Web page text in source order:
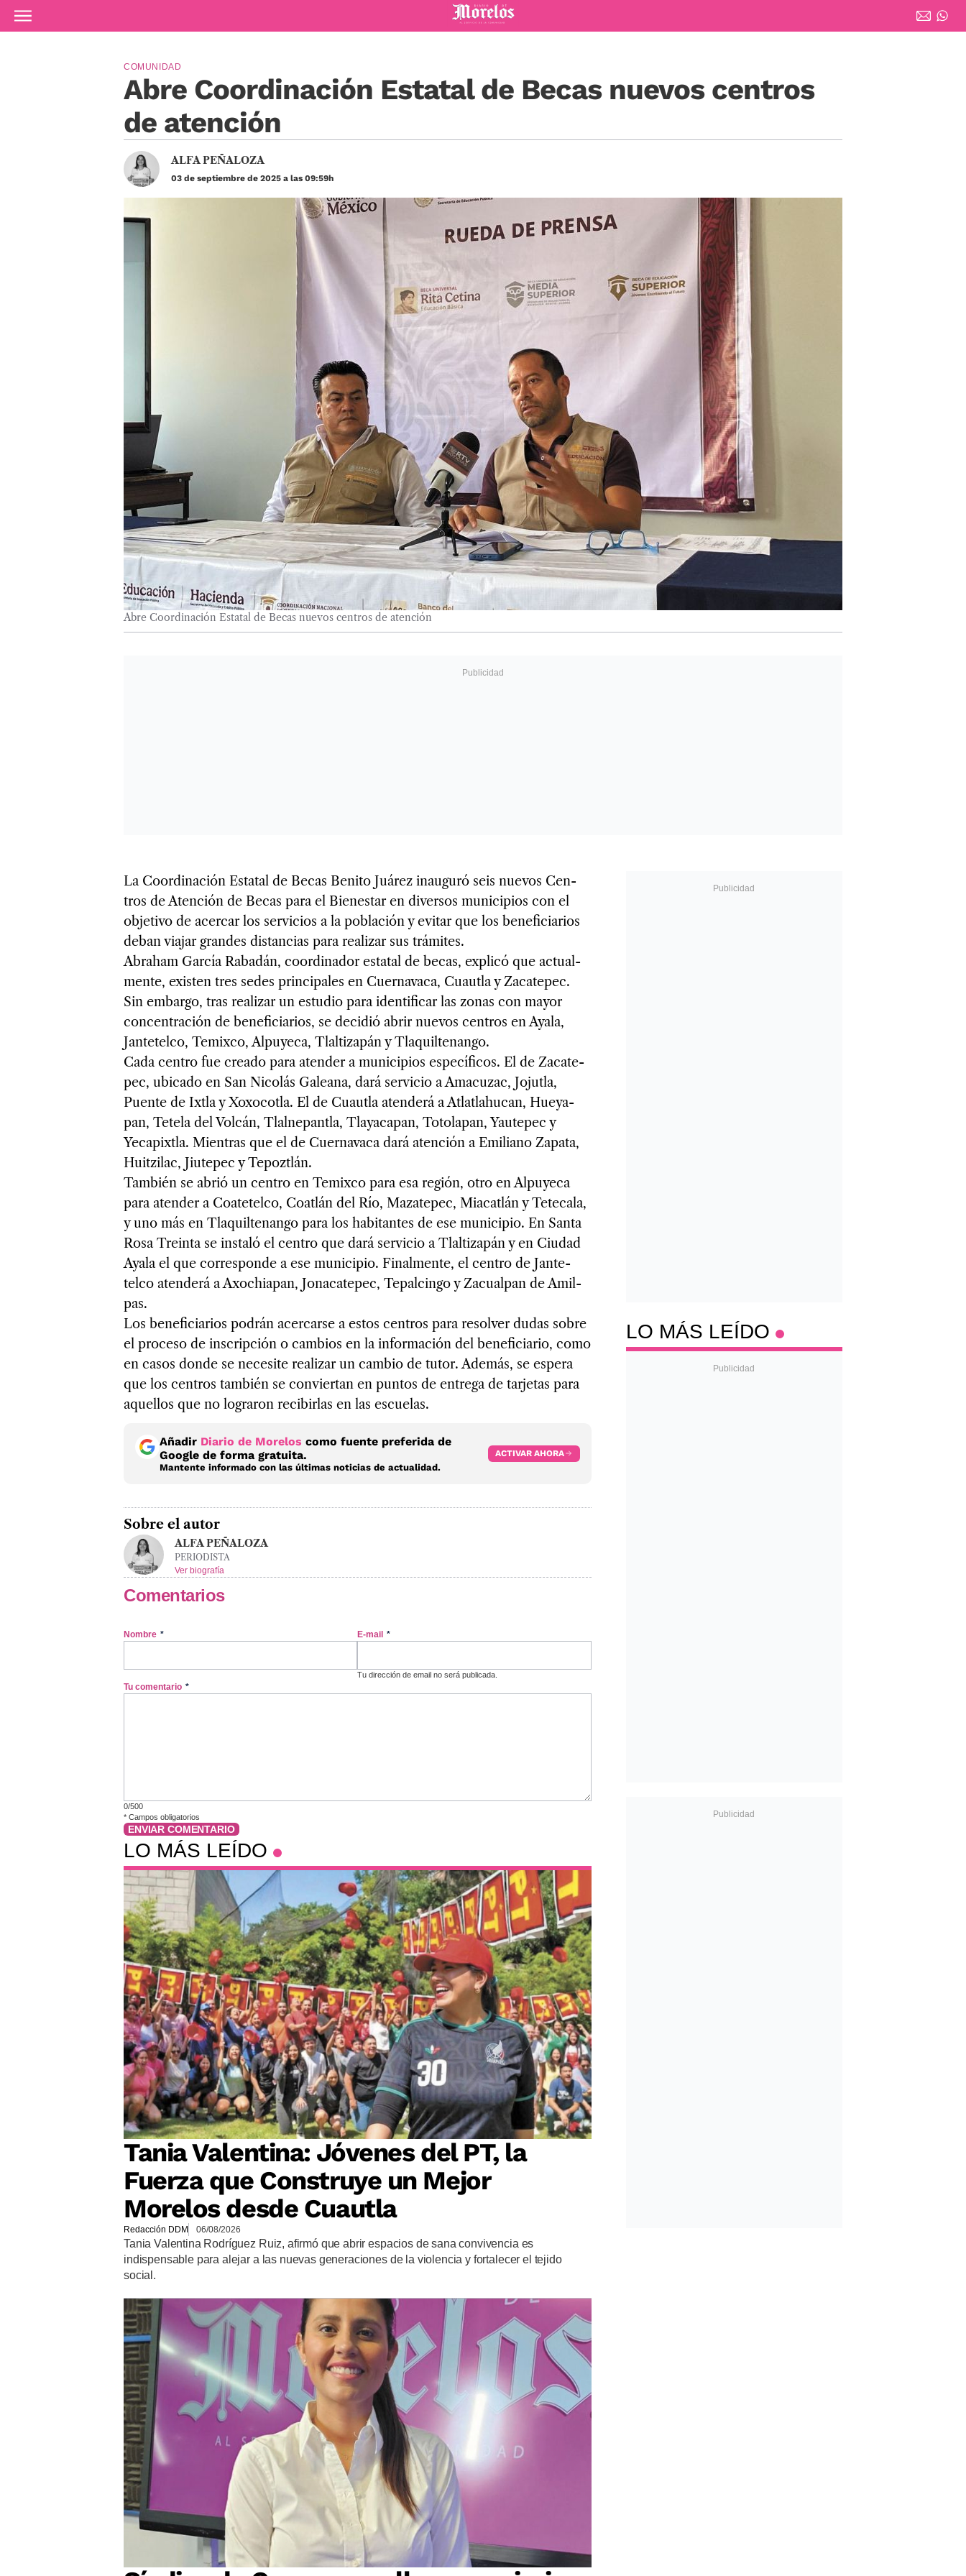
Ir al contenido principal
Diario de Morelos
Abre Coordinación Estatal de Becas nuevos centros
de atención
COMUNIDAD
ALFA PEÑALOZA
03 de septiembre de 2025 a las 09:59h
Abre Coordinación Estatal de Becas nuevos centros de atención
La Coor­di­na­ción Esta­tal de Becas Benito Juá­rez inau­guró seis nue­vos Cen­
tros de Aten­ción de Becas para el Bie­nes­tar en diver­sos muni­ci­pios con el
obje­tivo de acer­car los ser­vi­cios a la pobla­ción y evi­tar que los bene­fi­cia­rios
deban via­jar gran­des dis­tan­cias para rea­li­zar sus trá­mi­tes.
Abraham Gar­cía Raba­dán, coor­di­na­dor esta­tal de becas, explicó que actual­
mente, exis­ten tres sedes prin­ci­pa­les en Cuer­na­vaca, Cuautla y Zaca­te­pec.
Sin embargo, tras rea­li­zar un estu­dio para iden­ti­fi­car las zonas con mayor
con­cen­tra­ción de bene­fi­cia­rios, se deci­dió abrir nue­vos cen­tros en Ayala,
Jan­te­telco, Temixco, Alpu­yeca, Tlal­ti­za­pán y Tla­quil­te­nango.
Cada cen­tro fue creado para aten­der a muni­ci­pios espe­cí­fi­cos. El de Zaca­te­
pec, ubi­cado en San Nico­lás Galeana, dará ser­vi­cio a Ama­cu­zac, Jojutla,
Puente de Ixtla y Xoxo­cotla. El de Cuautla aten­derá a Atlat­lahu­can, Hue­ya­
pan, Tetela del Vol­cán, Tlal­ne­pantla, Tla­ya­ca­pan, Toto­la­pan, Yau­te­pec y
Yeca­pixtla. Mien­tras que el de Cuer­na­vaca dará aten­ción a Emi­liano Zapata,
Huit­zi­lac, Jiu­te­pec y Tepozt­lán.
Tam­bién se abrió un cen­tro en Temixco para esa región, otro en Alpu­yeca
para aten­der a Coa­te­telco, Coat­lán del Río, Maza­te­pec, Mia­cat­lán y Tete­cala,
y uno más en Tla­quil­te­nango para los habi­tan­tes de ese muni­ci­pio. En Santa
Rosa Treinta se ins­taló el cen­tro que dará ser­vi­cio a Tlal­ti­za­pán y en Ciu­dad
Ayala el que corres­ponde a ese muni­ci­pio. Final­mente, el cen­tro de Jan­te­
telco aten­derá a Axo­chia­pan, Jona­ca­te­pec, Tepal­cingo y Zacual­pan de Amil­
pas.
Los bene­fi­cia­rios podrán acer­carse a estos cen­tros para resol­ver dudas sobre
el pro­ceso de ins­crip­ción o cam­bios en la infor­ma­ción del bene­fi­cia­rio, como
en casos donde se nece­site rea­li­zar un cam­bio de tutor. Ade­más, se espera
que los cen­tros tam­bién se con­vier­tan en pun­tos de entrega de tar­je­tas para
aque­llos que no logra­ron reci­bir­las en las escue­las.
Añadir Diario de Morelos como fuente preferida de
Google de forma gratuita.
Mantente informado con las últimas noticias de actualidad.
ACTIVAR AHORA
Sobre el autor
ALFA PEÑALOZA
PERIODISTA
Ver biografía
Comentarios
Nombre * E-mail *
Tu dirección de email no será publicada.
Tu comentario *
0/500
* Campos obligatorios
ENVIAR COMENTARIO
LO MÁS LEÍDO
Tania Valentina: Jóvenes del PT, la
Fuerza que Construye un Mejor
Morelos desde Cuautla
Redacción DDM 06/08/2026
Tania Valentina Rodríguez Ruiz, afirmó que abrir espacios de sana convivencia es
indispensable para alejar a las nuevas generaciones de la violencia y fortalecer el tejido
social.
LO MÁS LEÍDO